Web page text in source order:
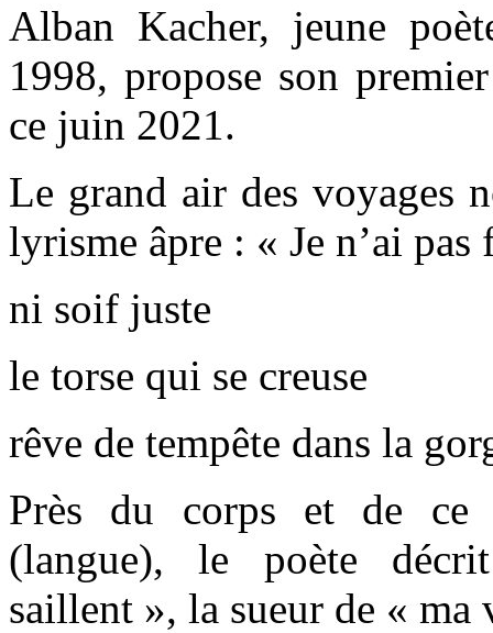
Alban Kacher, jeune
1998, propose son
ce juin 2021.
Le grand air des voyages
lyrisme âpre : « Je n’ai
ni soif juste
le torse qui se creuse
rêve de tempête dans la
Près du corps et de ce
(langue), le poète
saillent », la sueur de « ma